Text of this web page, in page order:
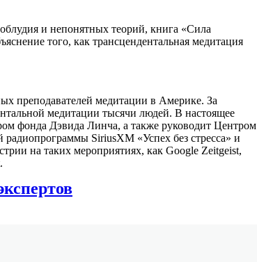
и непонятных теорий, книга «Сила
того, как трансцендентальная медитация
преподавателей медитации в Америке. За
медитации тысячи людей. В настоящее
фонда Дэвида Линча, а также руководит Центром
SiriusXM «Успех без стресса» и
на таких мероприятиях, как Google Zeitgeist,